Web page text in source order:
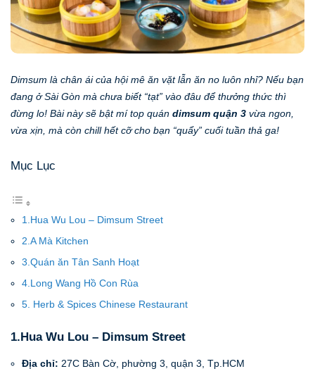
Dimsum là chân ái của hội mê ăn vặt lẫn ăn no luôn nhỉ? Nếu bạn
đang ở Sài Gòn mà chưa biết “tạt” vào đâu để thưởng thức thì
đừng lo! Bài này sẽ bật mí top quán dimsum quận 3 vừa ngon,
vừa xịn, mà còn chill hết cỡ cho bạn “quẩy” cuối tuần thả ga!
Mục Lục
1.Hua Wu Lou – Dimsum Street
2.A Mà Kitchen
3.Quán ăn Tân Sanh Hoạt
4.Long Wang Hồ Con Rùa
5. Herb & Spices Chinese Restaurant
1.Hua Wu Lou – Dimsum Street
Địa chỉ: 27C Bàn Cờ, phường 3, quận 3, Tp.HCM